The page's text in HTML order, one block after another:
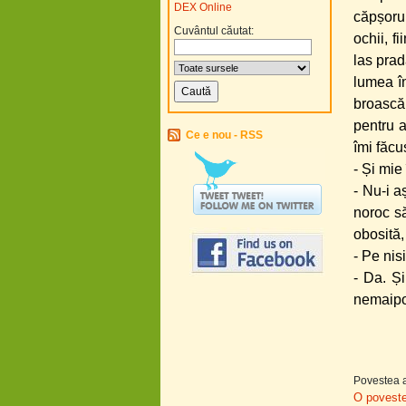
DEX Online
Cuvântul căutat:
Ce e nou - RSS
ochii,
las
lumea
pentru
îmi
- Și mie
- Nu-i
noroc
- Pe
- Da.
Povestea
O